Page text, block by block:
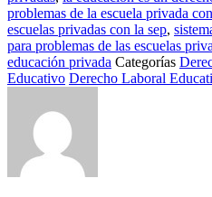
problemas de la escuela privada
escuelas privadas con la sep,
para problemas de las escuelas
educación privada Categorías
Educativo Derecho Laboral